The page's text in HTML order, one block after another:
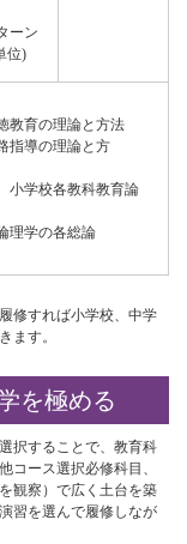
ーン
位)
育の理論と方法
導の理論と方
学校各教科教育論
理学の各総論
修すれば小学校、中学
ます。
を極める
択することで、教育科
コース選択必修科目、
観察）で広く土台を築
習を選んで履修しなが